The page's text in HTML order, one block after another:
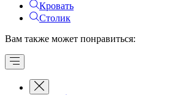
Кровать
Столик
Вам также может понравиться: